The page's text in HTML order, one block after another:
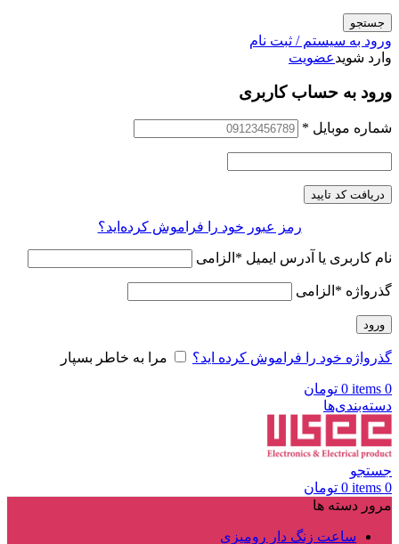
جستجو
ورود به سیستم / ثبت نام
وارد شویدعضویت
ورود به حساب کاربری
شماره موبایل *
دریافت کد تایید
رمز عبور خود را فراموش کرده‌اید؟
نام کاربری یا آدرس ایمیل * الزامی
گذرواژه * الزامی
ورود
گذرواژه خود را فراموش کرده اید؟ مرا به خاطر بسپار
0
items
0 تومان
دسته‌بندی‌ها
جستجو
0
items
0 تومان
مرور دسته ها
ساعت زنگ دار رومیزی